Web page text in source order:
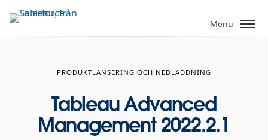
vidare
Menu
PRODUKTLANSERING OCH NEDLADDNING
Tableau Advanced
Management 2022.2.1